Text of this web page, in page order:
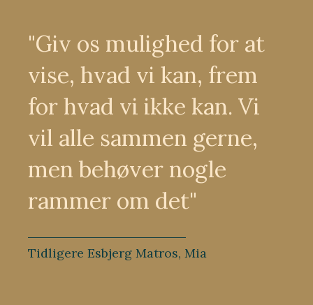
"Giv os mulighed for at
vise, hvad vi kan, frem
for hvad vi ikke kan. Vi
vil alle sammen gerne,
men behøver nogle
rammer om det"
Tidligere Esbjerg Matros, Mia